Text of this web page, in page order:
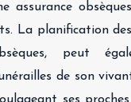
assurance
La planification
peut
de son